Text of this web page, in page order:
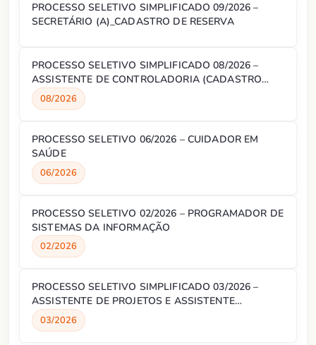
PROCESSO SELETIVO SIMPLIFICADO 09/2026 –
SECRETÁRIO (A)_CADASTRO DE RESERVA
PROCESSO SELETIVO SIMPLIFICADO 08/2026 –
ASSISTENTE DE CONTROLADORIA (CADASTRO
RESERVA)
08/2026
PROCESSO SELETIVO 06/2026 – CUIDADOR EM
SAÚDE
06/2026
PROCESSO SELETIVO 02/2026 – PROGRAMADOR DE
SISTEMAS DA INFORMAÇÃO
02/2026
PROCESSO SELETIVO SIMPLIFICADO 03/2026 –
ASSISTENTE DE PROJETOS E ASSISTENTE
ADMINISTRATIVO
03/2026